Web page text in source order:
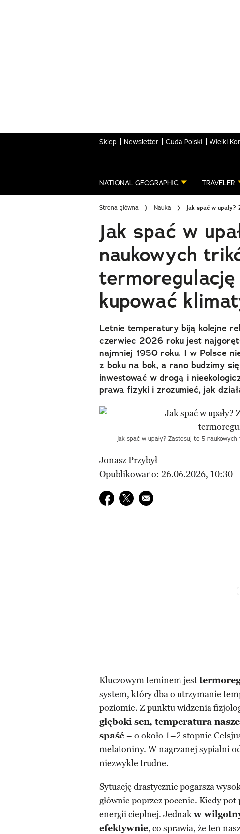
Sklep Newsletter Cuda Polski Wielki
NATIONAL GEOGRAPHIC TRAVELER
Strona główna Nauka Jak spać w
Jak spać w
naukowych
kupować
Letnie temperatury biją kolejne
czerwiec 2026 roku jest
najmniej 1950 roku. I w Polsce
z boku na bok, a rano budzimy
inwestować w drogą i
prawa fizyki i zrozumieć, jak
Jak spać w upały? Zastosuj te 5
Jonasz Przybył
Opublikowano: 26.06.2026, 10:30
Udostępnij na facebook
Udostępnij na twitter
E-mail do przyjaciela
Kluczowym teminem jest
system, który dba o utrzymanie
poziomie. Z punktu widzenia
głęboki sen, temperatura
spaść– o około 1–2 stopnie
melatoniny. W nagrzanej sypialni
niezwykle trudne.
Sytuację drastycznie pogarsza
głównie poprzez pocenie. Kiedy
energii cieplnej. Jednakw
efektywnie, co sprawia, że ten nasz